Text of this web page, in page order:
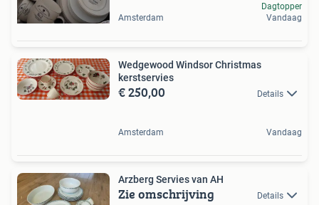
Amsterdam
Dagtopper
Vandaag
Wedgewood Windsor Christmas
kerstservies
€ 250,00 Details
Amsterdam Vandaag
Arzberg Servies van AH
Zie omschrijving Details